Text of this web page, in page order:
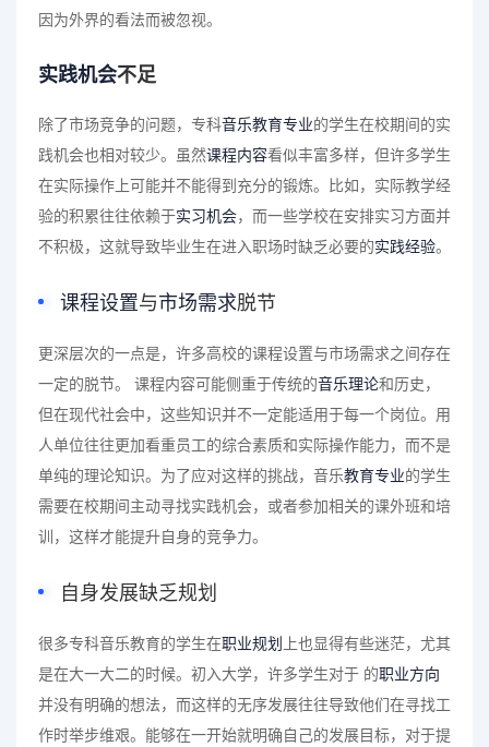
因为外界的看法而被忽视。
实践机会不足
除了市场竞争的问题，专科音乐教育专业的学生在校期间的实
践机会也相对较少。虽然课程内容看似丰富多样，但许多学生
在实际操作上可能并不能得到充分的锻炼。比如，实际教学经
验的积累往往依赖于实习机会，而一些学校在安排实习方面并
不积极，这就导致毕业生在进入职场时缺乏必要的实践经验。
课程设置与市场需求脱节
更深层次的一点是，许多高校的课程设置与市场需求之间存在
一定的脱节。 课程内容可能侧重于传统的音乐理论和历史，
但在现代社会中，这些知识并不一定能适用于每一个岗位。用
人单位往往更加看重员工的综合素质和实际操作能力，而不是
单纯的理论知识。为了应对这样的挑战，音乐教育专业的学生
需要在校期间主动寻找实践机会，或者参加相关的课外班和培
训，这样才能提升自身的竞争力。
自身发展缺乏规划
很多专科音乐教育的学生在职业规划 上也显得有些迷茫，尤其
是在大一大二的时候。初入大学，许多学生对于 的职业方向
并没有明确的想法，而这样的无序发展往往导致他们在寻找工
作时举步维艰。能够在一开始就明确自己的发展目标，对于提